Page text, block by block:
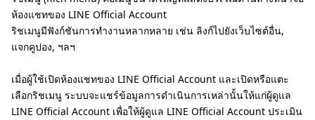
ห้องแชทของ LINE Official Account
ริชเมนูมีฟังก์ชันการทำงานหลากหลาย เช่น ลิงก์ไปยังเว็บไซต์อื่น,
แจกคูปอง, ฯลฯ
เมื่อผู้ใช้เปิดห้องแชทของ LINE Official Account และเปิดหรือแตะ
เลือกริชเมนู ระบบจะแชร์ข้อมูลการดำเนินการเหล่านั้นให้แก่ผู้ดูแล
LINE Official Account เพื่อให้ผู้ดูแล LINE Official Account ประเมิน